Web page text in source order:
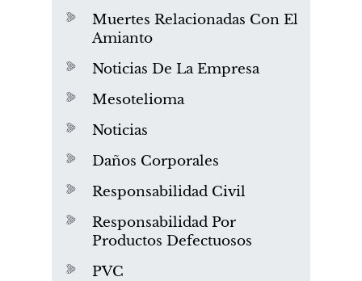
Muertes Relacionadas Con El
Amianto
Noticias De La Empresa
Mesotelioma
Noticias
Daños Corporales
Responsabilidad Civil
Responsabilidad Por
Productos Defectuosos
PVC